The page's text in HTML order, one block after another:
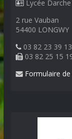
Lycée Darche
2 rue Vauban
54400 LONGWY
03 82 23 39 13
03 82 25 15
Formulaire